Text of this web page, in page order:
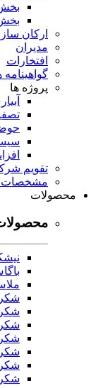
ارکان
مدیران
افتخارات
گواهینامه
پروژه ها
تقویم
مشخصات
محصولات
شکر